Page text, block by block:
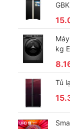
GBK
kg
Tủ